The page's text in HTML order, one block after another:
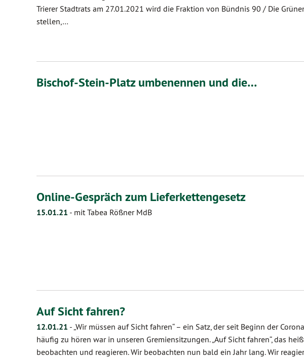
Trierer Stadtrats am 27.01.2021 wird die Fraktion von Bündnis 90 / Die
stellen,…
Bischof-Stein-Platz umbenennen und die…
Online-Gespräch zum Lieferkettengesetz
15.01.21 - mit Tabea Rößner MdB
Auf Sicht fahren?
12.01.21 -„Wir müssen auf Sicht fahren“ – ein Satz, der seit Beginn der
häufig zu hören war in unseren Gremiensitzungen. „Auf Sicht fahren“, das
beobachten und reagieren. Wir beobachten nun bald ein Jahr lang. Wir